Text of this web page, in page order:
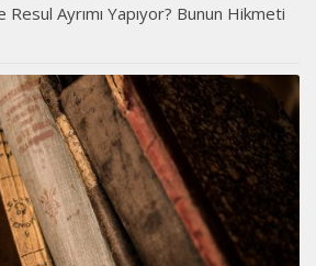
Ayrımı Yapıyor? Bunun Hikmeti